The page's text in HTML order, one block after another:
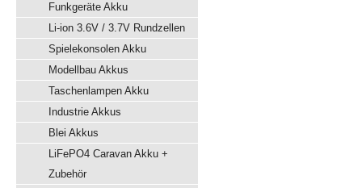
Funkgeräte Akku
Li-ion 3.6V / 3.7V Rundzellen
Spielekonsolen Akku
Modellbau Akkus
Taschenlampen Akku
Industrie Akkus
Blei Akkus
LiFePO4 Caravan Akku +
Zubehör